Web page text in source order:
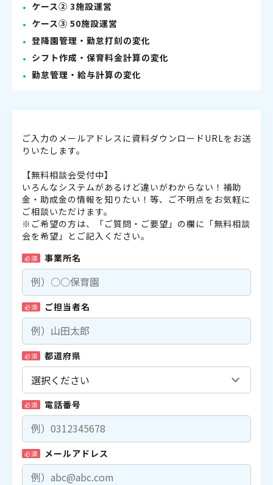
ケース② 3施設運営
ケース③ 50施設運営
登降園管理・勤怠打刻の変化
シフト作成・保育料金計算の変化
勤怠管理・給与計算の変化
ご入力のメールアドレスに資料ダウンロードURLをお送
りいたします。
【無料相談会受付中】
いろんなシステムがあるけど違いがわからない！補助
金・助成金の情報を知りたい！等、ご不明点をお気軽に
ご相談いただけます。
※ご希望の方は、「ご質問・ご要望」の欄に「無料相談
会を希望」とご記入ください。
必須 事業所名
必須 ご担当者名
必須 都道府県
必須 電話番号
必須 メールアドレス